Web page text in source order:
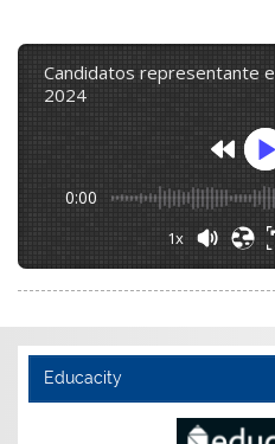
candidatos representante estudiantil
2024
0:00
1x
Educacity